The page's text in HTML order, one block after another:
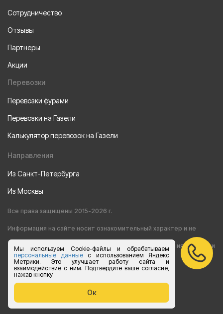
Мы используем Cookie-файлы и обрабатываем
персональные данныес использованием Яндекс
Метрики. Это улучшает работу сайта и
взаимодействие с ним. Подтвердите ваше согласие,
нажав кнопку
Ок
Сотрудничество
Отзывы
Партнеры
Акции
Перевозки
Перевозки фурами
Перевозки на Газели
Калькулятор перевозок на Газели
Направления
Из Санкт-Петербурга
Из Москвы
Все права защищены 2015-2026 г.
Информация на сайте носит ознакомительный характер и не
является публичной офертой, определяемой положениями статьи
437 Гражданского кодекса РФ
Политика конфиденциальности